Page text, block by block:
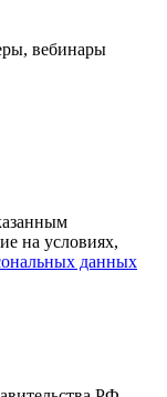
вебинары
на условиях,
данных